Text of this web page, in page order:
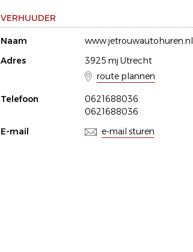
VERHUUDER
Naam
www.jetrouwautohuren.nl
Adres
3925 mj Utrecht
route plannen
Telefoon
0621688036
0621688036
E-mail
e-mail sturen